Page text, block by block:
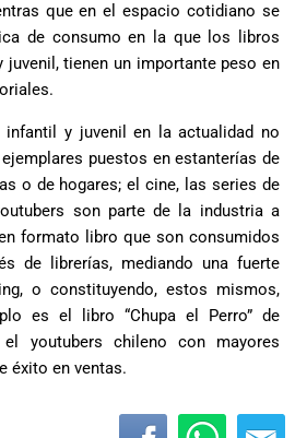
que en el espacio cotidiano se
de consumo en la que los libros
juvenil, tienen un importante peso en
y juvenil en la actualidad no
puestos en estanterías de
o de hogares; el cine, las series de
son parte de la industria a
formato libro que son consumidos
de librerías, mediando una fuerte
o constituyendo, estos mismos,
es el libro “Chupa el Perro” de
el youtubers chileno con mayores
éxito en ventas.